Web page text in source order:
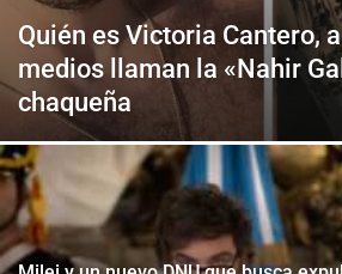
Quién es Victoria Cantero,
medios llaman la «Nahir
chaqueña